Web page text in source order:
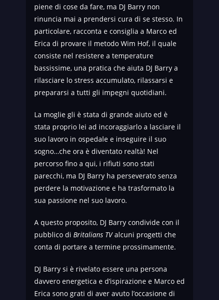
piene di cose da fare, ma DJ Barry non
rinuncia mai a prendersi cura di se stesso. In
particolare, racconta e consiglia a Marco ed
Erica di provare il metodo Wim Hof, il quale
consiste nel resistere a temperature
bassissime, una pratica che aiuta DJ Barry a
rilasciare lo stress accumulato, rilassarsi e
prepararsi a tutti gli impegni quotidiani.
La moglie gli è stata di grande aiuto ed è
stata proprio lei ad incoraggiarlo a lasciare il
suo lavoro in ospedale e inseguire il suo
sogno…che ora è diventato realtà! Nel
percorso fino a qui, i rifiuti sono stati
parecchi, ma DJ Barry ha perseverato senza
perdere la motivazione e ha trasformato la
sua passione nel suo lavoro.
A questo proposito, DJ Barry condivide con il
pubblico di Britalians TValcuni progetti che
conta di portare a termine prossimamente.
DJ Barry si è rivelato essere una persona
davvero energetica e d’ispirazione e Marco ed
Erica sono grati di aver avuto l’occasione di